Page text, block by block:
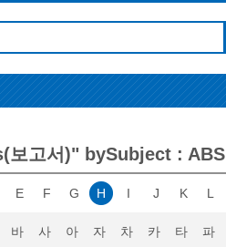
고서)" bySubject : ABS
E F G H I J K L
바 사 아 자 차 카 타 파